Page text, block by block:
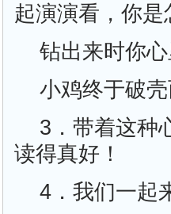
起演演看，你是
钻出来时你
小鸡终于破
3．带着这种
读得真好！
4．我们一起